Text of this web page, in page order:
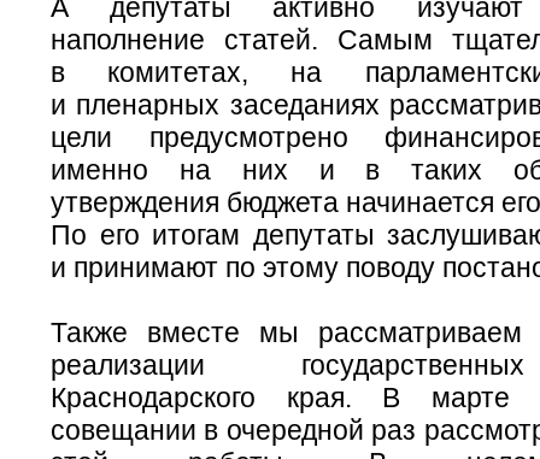
А депутаты активно изучают
наполнение статей. Самым
в комитетах, на
и пленарных заседаниях
цели предусмотрено
именно на них и в таких
утверждения бюджета начинается
По его итогам депутаты
и принимают по этому поводу
Также вместе мы рассматриваем
реализации
Краснодарского края. В марте
совещании в очередной раз